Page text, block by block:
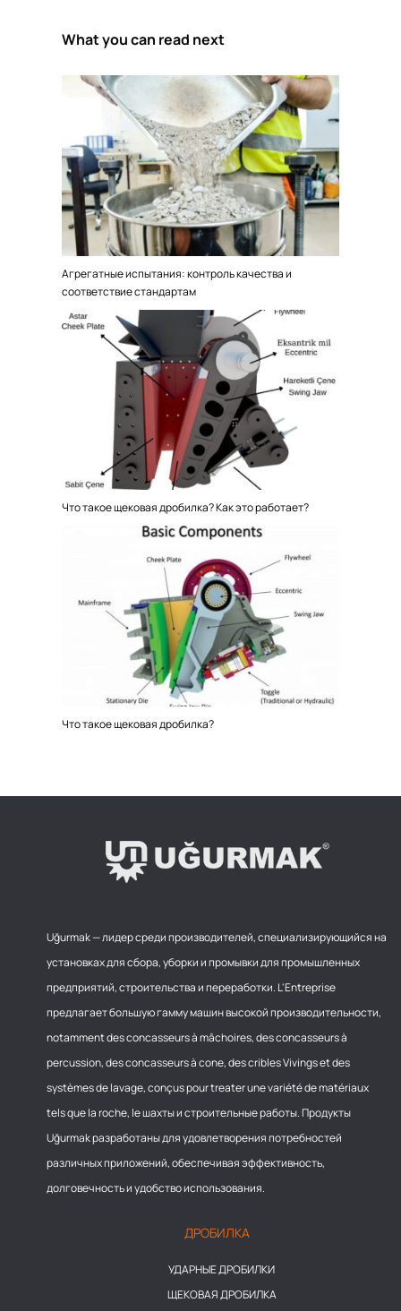
What you can read next
Агрегатные испытания: контроль качества и
соответствие стандартам
Что такое щековая дробилка? Как это работает?
Что такое щековая дробилка?
Uğurmak — лидер среди производителей, специализирующийся на
установках для сбора, уборки и промывки для промышленных
предприятий, строительства и переработки. L'Entreprise
предлагает большую гамму машин высокой производительности,
notamment des concasseurs à mâchoires, des concasseurs à
percussion, des concasseurs à cone, des cribles Vivings et des
systèmes de lavage, conçus pour treater une variété de matériaux
tels que la roche, le шахты и строительные работы. Продукты
Uğurmak разработаны для удовлетворения потребностей
различных приложений, обеспечивая эффективность,
долговечность и удобство использования.
ДРОБИЛКА
УДАРНЫЕ ДРОБИЛКИ
ЩЕКОВАЯ ДРОБИЛКА